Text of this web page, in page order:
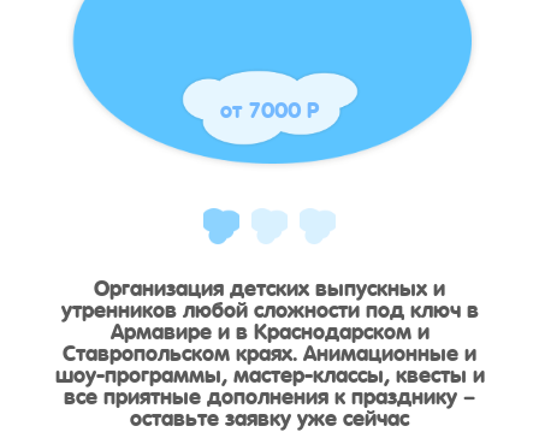
от 7000 Р
Организация детских выпускных и
утренников любой сложности под ключ в
Армавире и в Краснодарском и
Ставропольском краях. Анимационные и
шоу-программы, мастер-классы, квесты и
все приятные дополнения к празднику –
оставьте заявку уже сейчас